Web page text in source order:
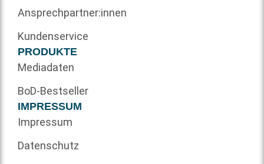
Ansprechpartner:innen
Kundenservice
PRODUKTE
Mediadaten
BoD-Bestseller
IMPRESSUM
Impressum
Datenschutz